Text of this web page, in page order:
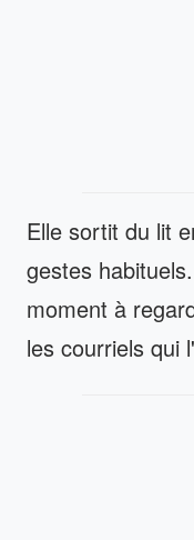
Elle sortit du lit
gestes
moment à
les courriels qui